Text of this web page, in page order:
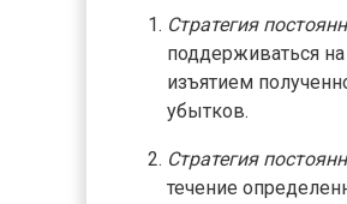
Стратегия
поддерживаться
изъятием
убытков.
Стратегия
течение